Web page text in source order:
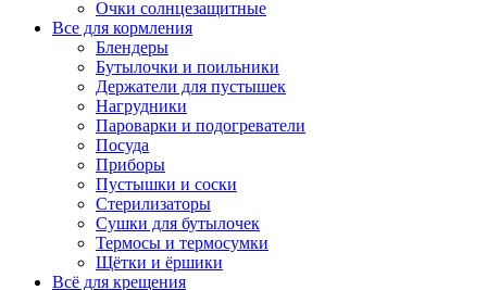
Очки солнцезащитные
Все для кормления
Блендеры
Бутылочки и поильники
Держатели для пустышек
Нагрудники
Пароварки и подогреватели
Посуда
Приборы
Пустышки и соски
Стерилизаторы
Сушки для бутылочек
Термосы и термосумки
Щётки и ёршики
Всё для крещения